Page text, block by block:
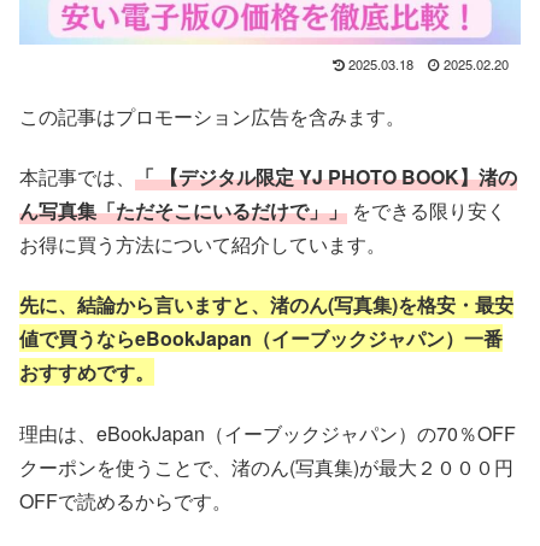
2025.03.18 2025.02.20
この記事はプロモーション広告を含みます。
本記事では、 「 【デジタル限定 YJ PHOTO BOOK】渚の
ん写真集「ただそこにいるだけで」」 をできる限り安く
お得に買う方法について紹介しています。
先に、結論から言いますと、渚のん(写真集)を格安・最安
値で買うならeBookJapan（イーブックジャパン）一番
おすすめです。
理由は、eBookJapan（イーブックジャパン）の70％OFF
クーポンを使うことで、渚のん(写真集)が最大２０００円
OFFで読めるからです。